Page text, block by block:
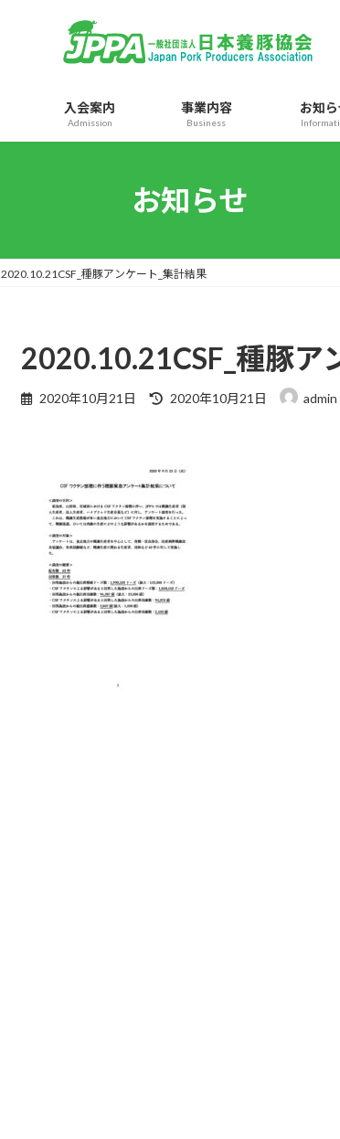
入会案内
Admission
事業内容
Business
お知
お知らせ
2020.10.21CSF_種豚アンケート_集計結果
2020.10.21CSF_種豚ア
2020年10月21日
最
日
時
:
2020年10月21日 admin